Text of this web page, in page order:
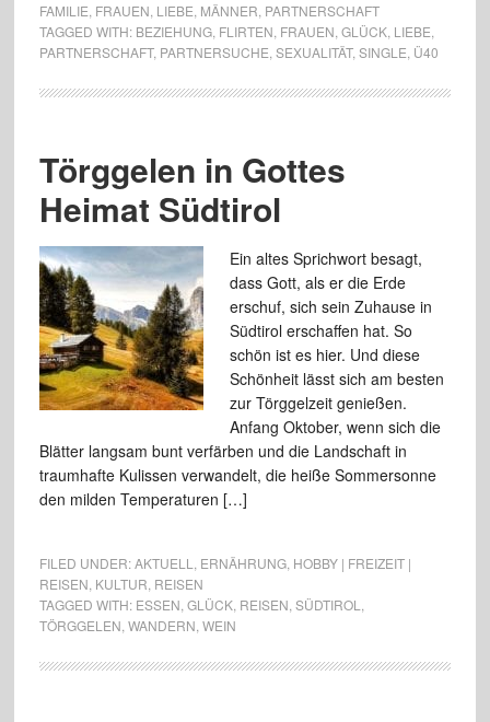
FAMILIE FRAUEN LIEBE MÄNNER PARTNERSCHAFT
TAGGED WITH: BEZIEHUNG, FLIRTEN FRAUEN GLÜCK, LIEBE
PARTNERSCHAFT, PARTNERSUCHE SEXUALITÄT, SINGLE Ü40
Törggelen in Gottes
Heimat Südtirol
Ein altes Sprichwort besagt,
dass Gott, als er die Erde
erschuf, sich sein Zuhause in
Südtirol erschaffen hat. So
schön ist es hier. Und diese
Schönheit lässt sich am besten
zur Törggelzeit genießen.
Anfang Oktober, wenn sich die
Blätter langsam bunt verfärben und die Landschaft in
traumhafte Kulissen verwandelt, die heiße Sommersonne
den milden Temperaturen […]
FILED UNDER:AKTUELL ERNÄHRUNG, HOBBY | FREIZEIT |
REISEN KULTUR REISEN
TAGGED WITH: ESSEN GLÜCK, REISEN SÜDTIROL
TÖRGGELEN WANDERN WEIN